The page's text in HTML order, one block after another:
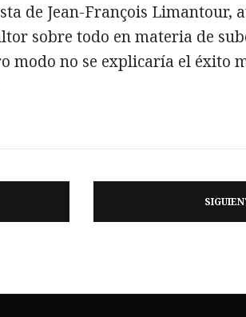
de Jean-François Limantour,
sobre todo en materia de
modo no se explicaría el éxito